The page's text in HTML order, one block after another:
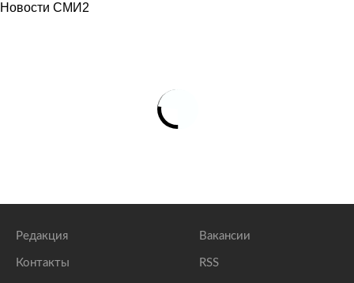
Новости СМИ2
Редакция
Контакты
Вакансии
RSS